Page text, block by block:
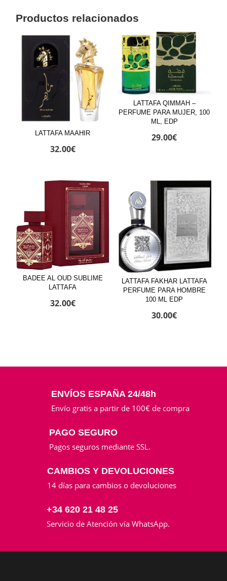
Productos relacionados
LATTAFA MAAHIR
32.00€
LATTAFA QIMMAH –
PERFUME PARA MUJER, 100
ML, EDP
29.00€
BADEE AL OUD SUBLIME
LATTAFA
32.00€
LATTAFA FAKHAR LATTAFA
PERFUME PARA HOMBRE
100 ML EDP
30.00€
ENVÍOS ESPAÑA 24/48h
Envío gratis a partir de 100€ de compra
PAGO SEGURO
Pagos seguros mediante SSL.
CAMBIOS Y DEVOLUCIONES
14 días para cambios o devoluciones
+34 620 21 48 25
Servicio de Atención vía WhatsApp.